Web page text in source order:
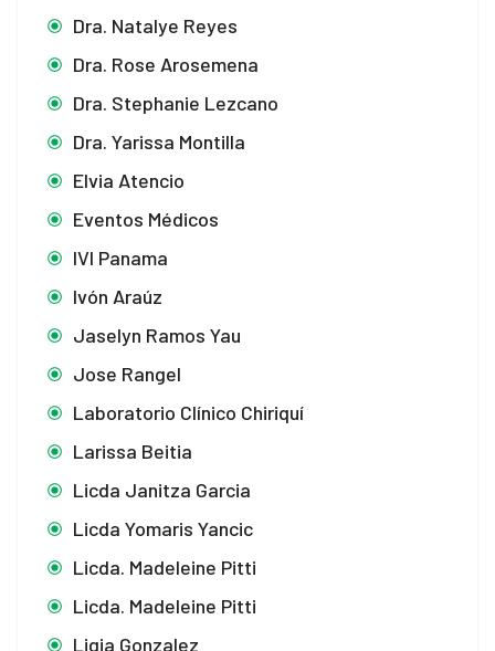
Dra. Natalye Reyes
Dra. Rose Arosemena
Dra. Stephanie Lezcano
Dra. Yarissa Montilla
Elvia Atencio
Eventos Médicos
IVI Panama
Ivón Araúz
Jaselyn Ramos Yau
Jose Rangel
Laboratorio Clínico Chiriquí
Larissa Beitia
Licda Janitza Garcia
Licda Yomaris Yancic
Licda. Madeleine Pitti
Licda. Madeleine Pitti
Ligia Gonzalez